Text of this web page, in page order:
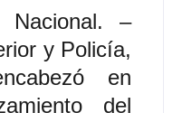
Nacional. –
y Policía,
en
del